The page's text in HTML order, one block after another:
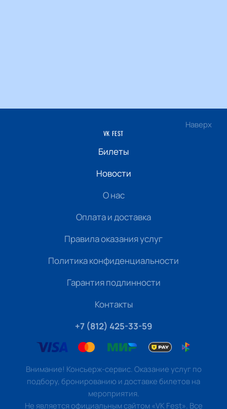
Наверх
VK FEST
Билеты
Новости
О нас
Оплата и доставка
Правила оказания услуг
Политика конфиденциальности
Гарантия подлинности
Контакты
+7 (812) 425-33-59
Внимание! Консьерж-сервис. Оказание услуг по
подбору, бронированию и доставке билетов на
мероприятия.
Не является официальным сайтом «VK Fest». Все